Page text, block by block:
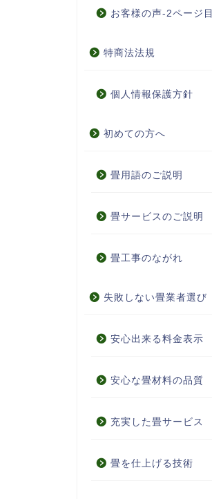
お客様の声-2ページ目
特商法法規
個人情報保護方針
初めての方へ
畳用語のご説明
畳サービスのご説明
畳工事のながれ
失敗しない畳業者選び
安心出来る料金表示
安心な畳材料の品質
充実した畳サービス
畳を仕上げる技術